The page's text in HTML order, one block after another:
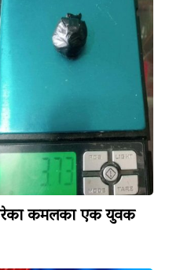
गरेका कमलका एक युवक